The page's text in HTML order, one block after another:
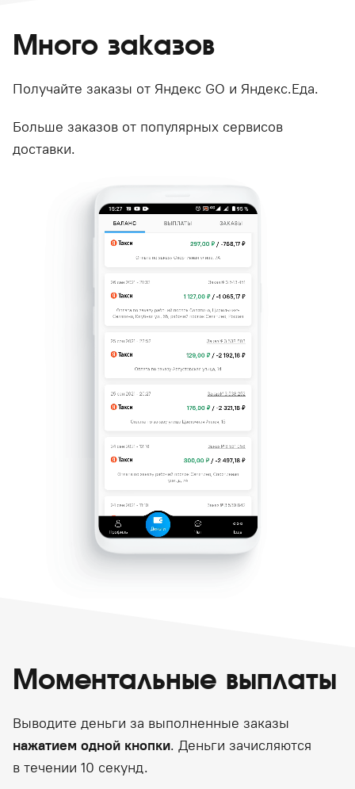
Много заказов
Получайте заказы от Яндекс GO и Яндекс.Еда.
Больше заказов от популярных сервисов
доставки.
Моментальные выплаты
Выводите деньги за выполненные заказы
нажатием одной кнопки. Деньги зачисляются
в течении 10 секунд.